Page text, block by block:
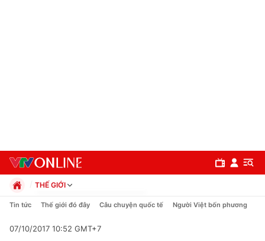
THẾ GIỚI
Chính trị
Pháp luật
Tin tức Thế giới đó đây Câu chuyện quốc tế Người Việt bốn phương
07/10/2017 10:52 GMT+7